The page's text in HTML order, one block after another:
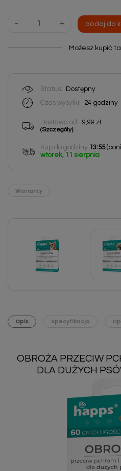
- + dodaj do
Możesz kupić
Status:
Dostępny
Czas wysyłki:
24 godziny
Dostawa od: 9,99 zł
(Szczegóły)
Kup do godziny 13:55
wtorek, 11 sierpnia
Warianty
Opis Specyfikacja
OBROŻA PRZECIW
DLA DUŻYCH